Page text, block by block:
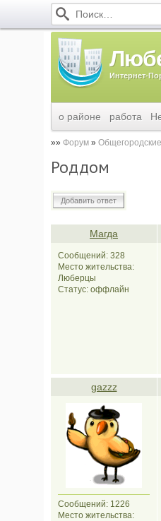
Интернет-
о районе работа
Форум
Роддом
Добавить ответ
Магда
Сообщений: 328
Место жительства:
Люберцы
Статус: оффлайн
gazzz
Сообщений: 1226
Место жительства: